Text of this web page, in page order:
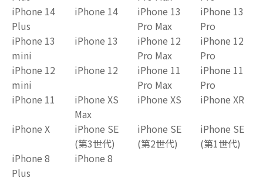
iPhone 14
Plus
iPhone 14
iPhone 13
Pro Max
iPhone 13
Pro
iPhone 13
mini
iPhone 13
iPhone 12
Pro Max
iPhone 12
Pro
iPhone 12
mini
iPhone 12
iPhone 11
Pro Max
iPhone 11
Pro
iPhone 11
iPhone XS
Max
iPhone XS iPhone XR
iPhone X
iPhone SE
(第3世代)
iPhone SE
(第2世代)
iPhone SE
(第1世代)
iPhone 8
Plus
iPhone 8